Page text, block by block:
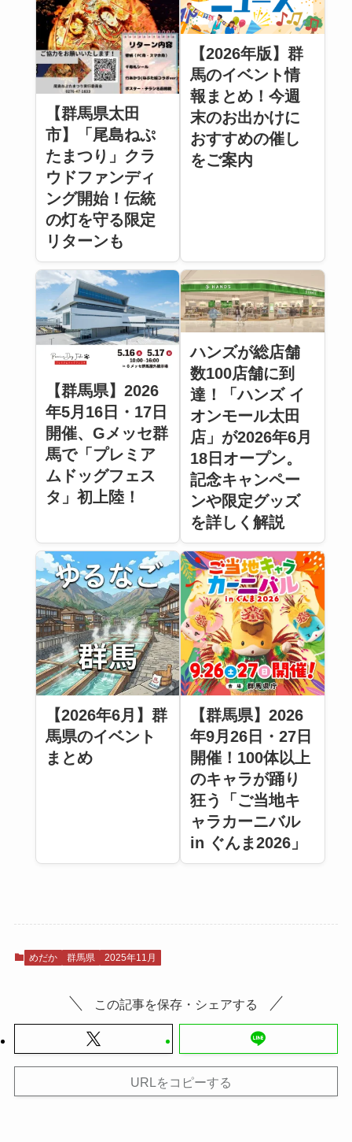
【群馬県太田
市】「尾島ねぷ
たまつり」クラ
ウドファンディ
ング開始！伝統
の灯を守る限定
リターンも
【2026年版】群
馬のイベント情
報まとめ！今週
末のお出かけに
おすすめの催し
をご案内
【群馬県】2026
年5月16日・17日
開催、Gメッセ群
馬で「プレミア
ムドッグフェス
タ」初上陸！
ハンズが総店舗
数100店舗に到
達！「ハンズ イ
オンモール太田
店」が2026年6月
18日オープン。
記念キャンペー
ンや限定グッズ
を詳しく解説
【2026年6月】群
馬県のイベント
まとめ
【群馬県】2026
年9月26日・27日
開催！100体以上
のキャラが踊り
狂う「ご当地キ
ャラカーニバル
in ぐんま2026」
めだか 群馬県 2025年11月
この記事を保存・シェアする
URLをコピーする